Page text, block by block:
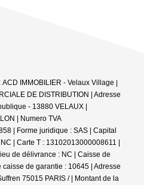
IMMOBILIER - Velaux Village |
DE DISTRIBUTION | Adresse
- 13880 VELAUX |
| Numero TVA
| Forme juridique : SAS | Capital
| Carte T : 13102013000008611 |
de délivrance : NC | Caisse de
de garantie : 10645 | Adresse
75015 PARIS / | Montant de la